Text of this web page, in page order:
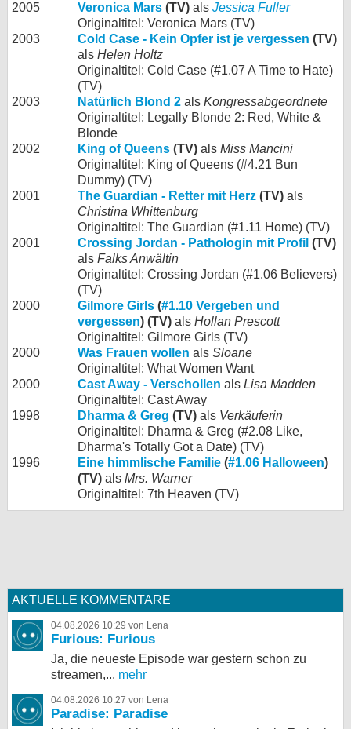
2005
Veronica Mars (TV) als Jessica Fuller
Originaltitel: Veronica Mars (TV)
2003
Cold Case - Kein Opfer ist je vergessen (TV)
als Helen Holtz
Originaltitel: Cold Case (#1.07 A Time to Hate)
(TV)
2003
Natürlich Blond 2 als Kongressabgeordnete
Originaltitel: Legally Blonde 2: Red, White &
Blonde
2002
King of Queens (TV) als Miss Mancini
Originaltitel: King of Queens (#4.21 Bun
Dummy) (TV)
2001
The Guardian - Retter mit Herz (TV) als
Christina Whittenburg
Originaltitel: The Guardian (#1.11 Home) (TV)
2001
Crossing Jordan - Pathologin mit Profil (TV)
als Falks Anwältin
Originaltitel: Crossing Jordan (#1.06 Believers)
(TV)
2000
Gilmore Girls (#1.10 Vergeben und
vergessen) (TV) als Hollan Prescott
Originaltitel: Gilmore Girls (TV)
2000
Was Frauen wollen als Sloane
Originaltitel: What Women Want
2000
Cast Away - Verschollen als Lisa Madden
Originaltitel: Cast Away
1998
Dharma & Greg (TV) als Verkäuferin
Originaltitel: Dharma & Greg (#2.08 Like,
Dharma's Totally Got a Date) (TV)
1996
Eine himmlische Familie (#1.06 Halloween)
(TV) als Mrs. Warner
Originaltitel: 7th Heaven (TV)
AKTUELLE KOMMENTARE
04.08.2026 10:29 von Lena
Furious: Furious
Ja, die neueste Episode war gestern schon zu
streamen,... mehr
04.08.2026 10:27 von Lena
Paradise: Paradise